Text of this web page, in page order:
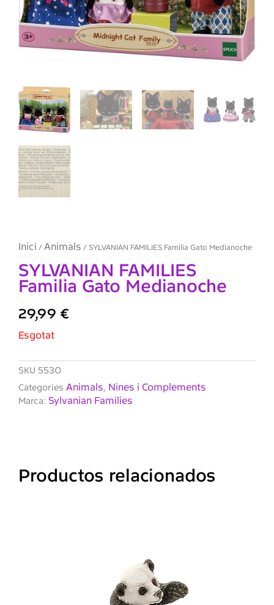
Inici / Animals / SYLVANIAN FAMILIES Familia Gato Medianoche
SYLVANIAN FAMILIES
Familia Gato Medianoche
29,99 €
Esgotat
SKU 5530
Categories Animals, Nines i Complements
Marca: Sylvanian Families
Productos relacionados